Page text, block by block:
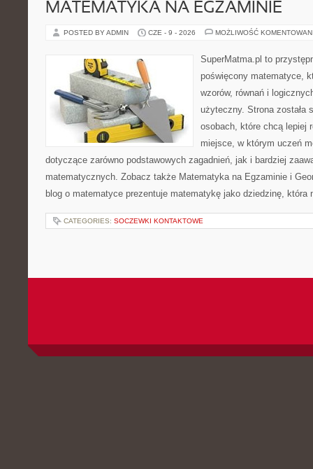
MATEMATYKA NA EGZAMINIE
POSTED BY ADMIN CZE - 9 - 2026 MOŻLIWOŚĆ
SuperMatma.pl to
poświęcony matematyce,
wzorów, równań i
użyteczny. Strona została
osobach, które chcą lepiej
miejsce, w którym uczeń
dotyczące zarówno podstawowych zagadnień, jak i bardziej
matematycznych. Zobacz także Matematyka na Egzaminie i
blog o matematyce prezentuje matematykę jako dziedzinę,
CATEGORIES: SOCZEWKI KONTAKTOWE